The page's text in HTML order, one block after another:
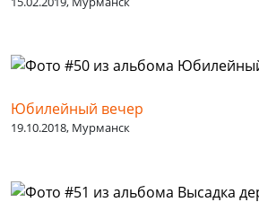
Юбилейный вечер
19.10.2018, Мурманск